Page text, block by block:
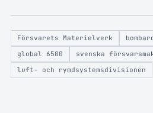
Försvarets Materielverk
global 6500
svenska
luft- och rymdsystemsdivisionen